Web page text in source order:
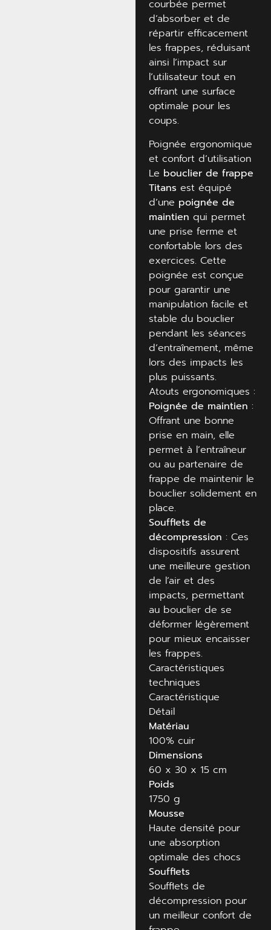
courbée permet
d’absorber et de
répartir efficacement
les frappes, réduisant
ainsi l’impact sur
l’utilisateur tout en
offrant une surface
optimale pour les
coups.
Poignée ergonomique
et confort d’utilisation
Le bouclier de frappe
Titans est équipé
d’une poignée de
maintien qui permet
une prise ferme et
confortable lors des
exercices. Cette
poignée est conçue
pour garantir une
manipulation facile et
stable du bouclier
pendant les séances
d’entraînement, même
lors des impacts les
plus puissants.
Atouts ergonomiques :
Poignée de maintien :
Offrant une bonne
prise en main, elle
permet à l’entraîneur
ou au partenaire de
frappe de maintenir le
bouclier solidement en
place.
Soufflets de
décompression : Ces
dispositifs assurent
une meilleure gestion
de l’air et des
impacts, permettant
au bouclier de se
déformer légèrement
pour mieux encaisser
les frappes.
Caractéristiques
techniques
Caractéristique
Détail
Matériau
100% cuir
Dimensions
60 x 30 x 15 cm
Poids
1750 g
Mousse
Haute densité pour
une absorption
optimale des chocs
Soufflets
Soufflets de
décompression pour
un meilleur confort de